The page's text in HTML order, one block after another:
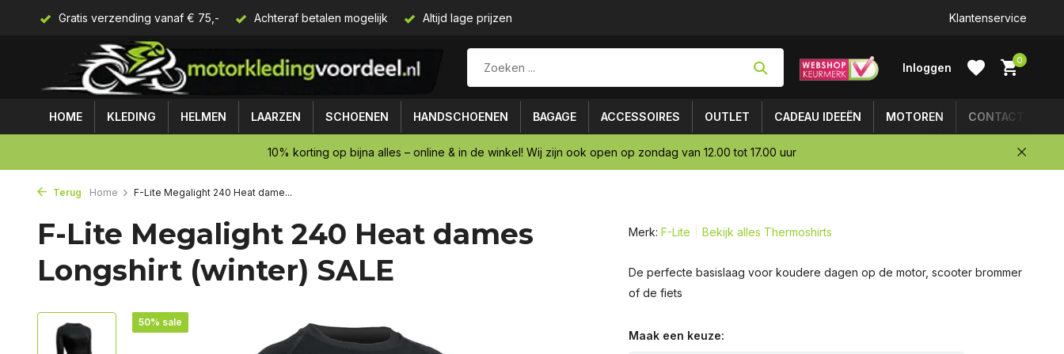
Gratis verzending vanaf € 75,- Achteraf betalen mogelijk Altijd lage prijzen Klantenservice
Inloggen
0
HOME KLEDING HELMEN LAARZEN SCHOENEN HANDSCHOENEN BAGAGE ACCESSOIRES OUTLET CADEAU IDEEËN MOTOREN CONTACT
10% korting op bijna alles – online & in de winkel! Wij zijn ook open op zondag van 12.00 tot 17.00 uur
Terug Home F-Lite Megalight 240 Heat dame...
F-Lite Megalight 240 Heat dames
Longshirt (winter) SALE
50% sale
Merk: F-Lite Bekijk alles Thermoshirts
De perfecte basislaag voor koudere dagen op de motor, scooter brommer
of de fiets
Maak een keuze: